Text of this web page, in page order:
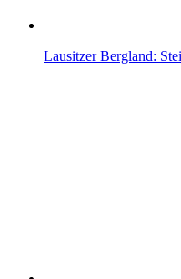
Lausitzer Bergland: